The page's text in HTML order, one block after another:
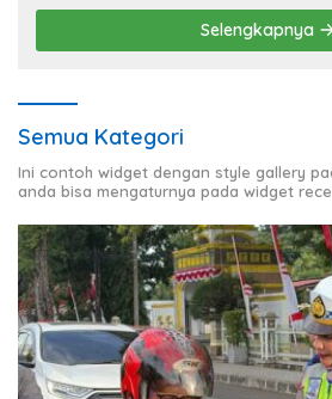
Selengkapnya
Semua Kategori
Ini contoh widget dengan style gallery
anda bisa mengaturnya pada widget